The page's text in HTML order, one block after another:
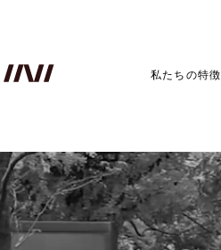
私たちの特徴